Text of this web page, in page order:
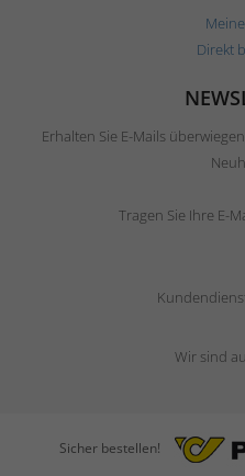
Direkt
Erhalten Sie E-Mails
Tragen Sie Ihre E-
Wir sind
Sicher bestellen!